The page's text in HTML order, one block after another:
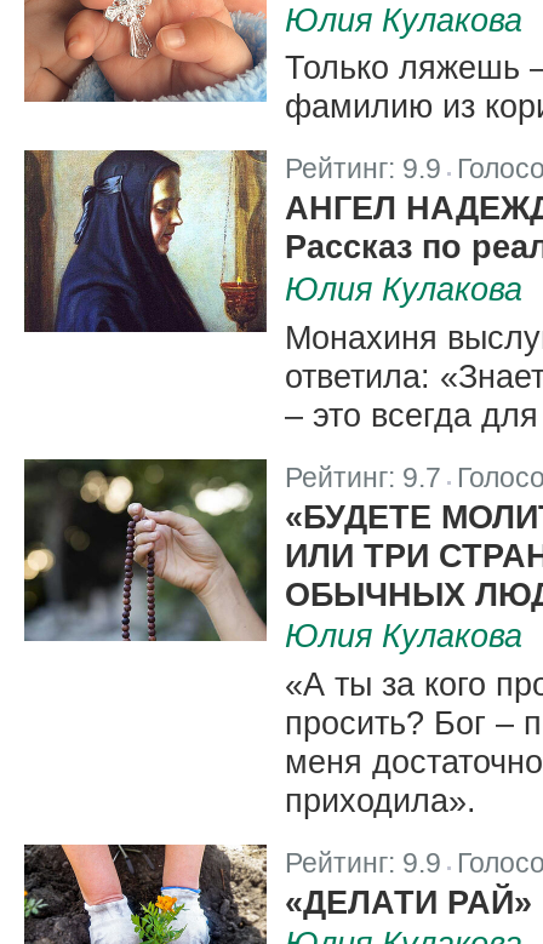
Юлия Кулакова
Только ляжешь
фамилию из
Рейтинг: 9.9
АНГЕЛ
Рассказ по
Юлия Кулакова
Монахиня
ответила:
– это всегда
Рейтинг: 9.7 |
«БУДЕТЕ
ИЛИ ТРИ
ОБЫЧНЫХ
Юлия Кулакова
«А ты за кого
просить? Бог –
меня
приходила».
Рейтинг: 9.9 |
«ДЕЛАТИ РАЙ»